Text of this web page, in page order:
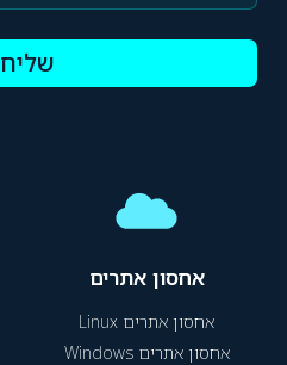
אחסון אתרים
אחסון אתרים Linux
אחסון אתרים Windows